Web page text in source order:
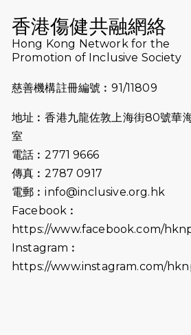
2026-07-10
【猛龍戈壁118公
融網絡15周年晚宴
2026-07-09
猛龍長跑隊恆常
2026-07-02
2026-06-25
（19:00開始）
2026-06-18
猛龍長跑隊恆常練
2026-06-11
猛龍長跑隊恆常練
香港傷健共融網絡
Hong Kong Network for the
Promotion of Inclusive Society
慈善機構註冊編號︰91/11809
地址︰香港九龍佐敦上海街80號華
室
電話︰2771 9666
傳真︰2787 0917
電郵︰info@inclusive.org.hk
Facebook︰
https://www.facebook.com/
Instagram︰
https://www.instagram.com/